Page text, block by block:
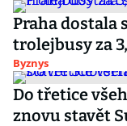
Praha dostala
trolejbusy za
Byznys
Do třetice
znovu stavět